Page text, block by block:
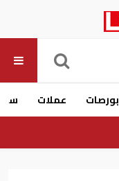
بورصات عملات